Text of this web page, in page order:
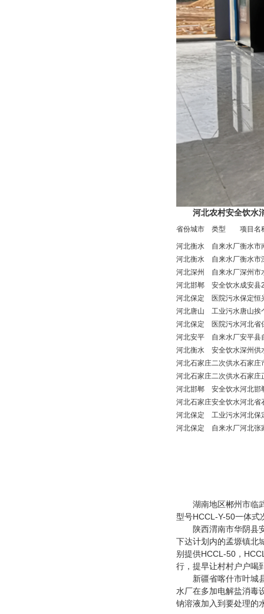
河北农村安全饮水
省份城市 类型 项目名
河北衡水 自来水厂衡水市
河北衡水 自来水厂衡水市
河北深州 自来水厂深州市
河北邯郸 安全饮水成安县
河北保定 医院污水保定恒
河北唐山 工业污水唐山挨
河北保定 医院污水河北省
河北安平 自来水厂安平县
河北衡水 安全饮水深州供
河北石家庄二次供水石家庄
河北石家庄二次供水石家庄
河北邯郸 安全饮水河北邯
河北石家庄安全饮水河北省
河北保定 工业污水河北保
河北保定 自来水厂河北张
湖南地区郴州市临武
型号HCCL-Y-50一体式
陕西渭南市华阴县安
下达计划内的孟塬镇北
别提供HCCL-50，
行，提早让村村户户喝
新疆省喀什市叶城县
水厂在多加电解盐消毒
钠溶液加入到要处理的